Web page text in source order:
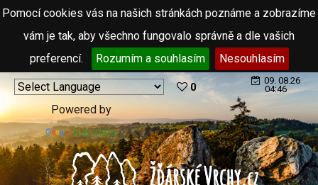
Pomocí cookies vás na našich stránkách poznáme a zobrazíme
vám je tak, aby všechno fungovalo správně a dle vašich
preferencí.
Rozumím a souhlasím Nesouhlasím
Powered by
Translate
0
09. 08.26
04:46